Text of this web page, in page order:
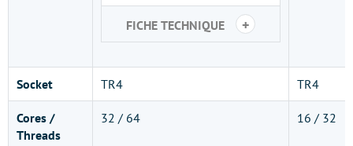
FICHE TECHNIQUE +
Socket TR4 TR4
Cores /
Threads
32 / 64 16 / 32